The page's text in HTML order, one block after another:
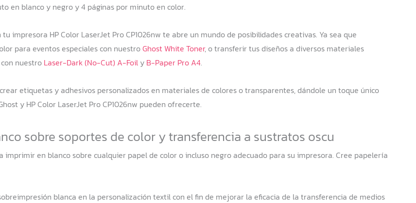
en blanco y negro y 4 páginas por minuto en color.
tu impresora HP Color LaserJet Pro CP1026nw te abre un mundo de posibilidades creativas. Ya sea que
para eventos especiales con nuestroGhost White Toner, o transferir tus diseños a diversos materiales
nuestro Laser-Dark (No-Cut) A-Foil y B-Paper Pro A4.
etiquetas y adhesivos personalizados en materiales de colores o transparentes, dándole un toque único
y HP Color LaserJet Pro CP1026nw pueden ofrecerte.
sobre soportes de color y transferencia a sustratos oscu
en blanco sobre cualquier papel de color o incluso negro adecuado para su impresora. Cree papelería
blanca en la personalización textil con el fin de mejorar la eficacia de la transferencia de medios